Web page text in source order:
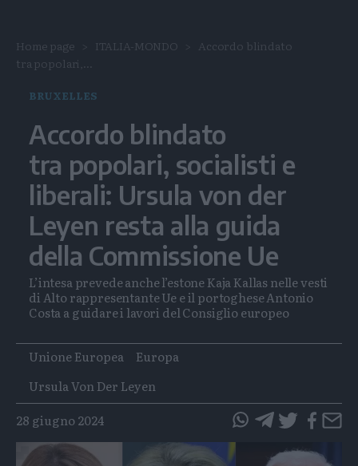
Home page ITALIA-MONDO
Accordo blindato
tra popolari,...
BRUXELLES
Accordo blindato
tra popolari, socialisti e
liberali: Ursula von der
Leyen resta alla guida
della Commissione Ue
L’intesa prevede anche l’estone Kaja Kallas nelle vesti
di Alto rappresentante Ue e il portoghese Antonio
Costa a guidare i lavori del Consiglio europeo
Tags
Unione Europea
Europa
Ursula Von Der Leyen
28 giugno 2024
questo
articoloarticolo